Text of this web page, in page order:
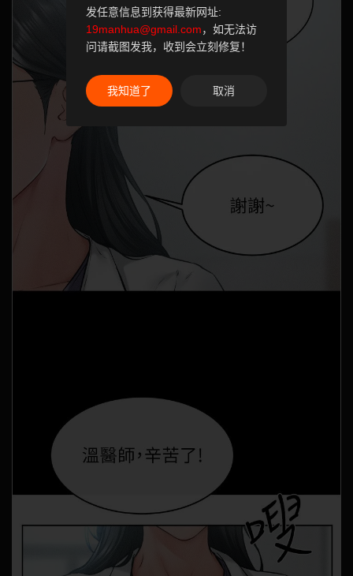
发任意信息到获得最新网址:
19manhua@gmail.com，如无法访
问请截图发我，收到会立刻修复！
我知道了 取消